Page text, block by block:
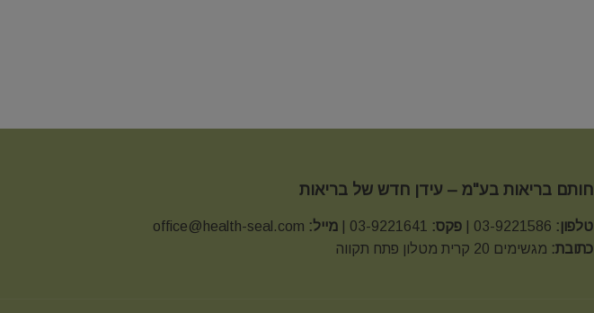
חותם בריאות בע"מ – עידן חדש של בריאות
טלפון: פקס: מייל: office@health-seal.com
כתובת: מגשימים 20 קרית מטלון פתח תקווה